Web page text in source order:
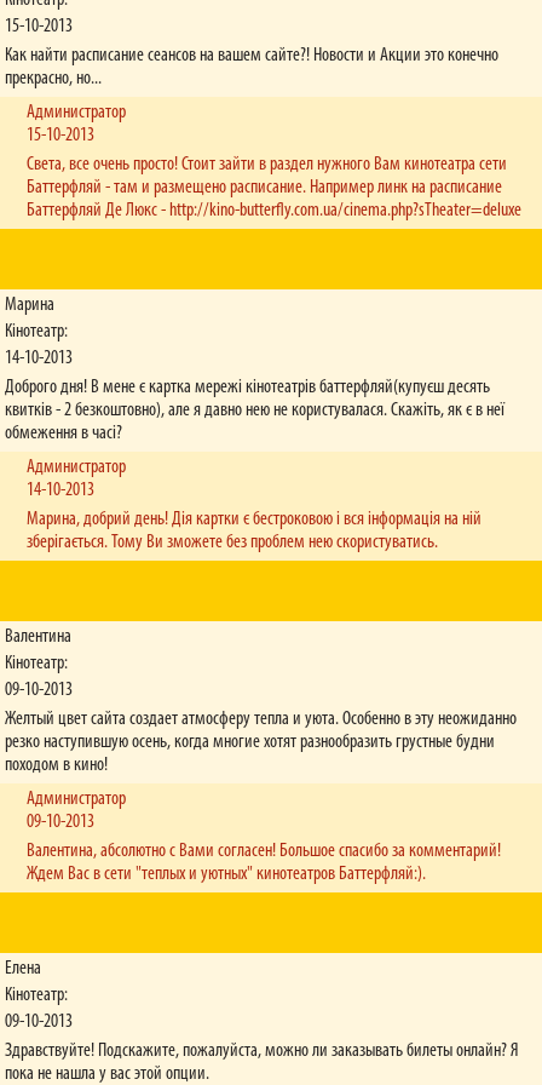
15-10-2013
Как найти расписание сеансов на вашем сайте?! Новости и Акции это конечно
прекрасно, но...
Администратор
15-10-2013
Света, все очень просто! Стоит зайти в раздел нужного Вам кинотеатра сети
Баттерфляй - там и размещено расписание. Например линк на расписание
Баттерфляй Де Люкс - http://kino-butterfly.com.ua/cinema.php?sTheater=deluxe
Марина
Кінотеатр:
14-10-2013
Доброго дня! В мене є картка мережі кінотеатрів баттерфляй(купуєш десять
квитків - 2 безкоштовно), але я давно нею не користувалася. Скажіть, як є в неї
обмеження в часі?
Администратор
14-10-2013
Марина, добрий день! Дія картки є бестроковою і вся інформація на ній
зберігається. Тому Ви зможете без проблем нею скористуватись.
Валентина
Кінотеатр:
09-10-2013
Желтый цвет сайта создает атмосферу тепла и уюта. Особенно в эту неожиданно
резко наступившую осень, когда многие хотят разнообразить грустные будни
походом в кино!
Администратор
09-10-2013
Валентина, абсолютно с Вами согласен! Большое спасибо за комментарий!
Ждем Вас в сети "теплых и уютных" кинотеатров Баттерфляй:).
Елена
Кінотеатр:
09-10-2013
Здравствуйте! Подскажите, пожалуйста, можно ли заказывать билеты онлайн? Я
пока не нашла у вас этой опции.